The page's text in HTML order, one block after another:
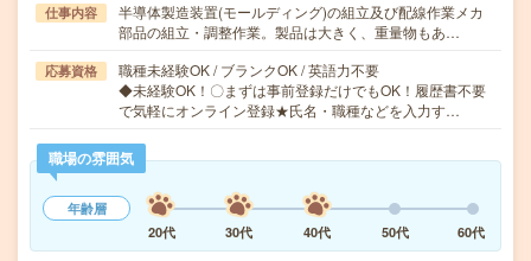
仕事内容
半導体製造装置(モールディング)の組立及び配線作業メカ
部品の組立・調整作業。製品は大きく、重量物もあ…
応募資格
職種未経験OK / ブランクOK / 英語力不要
◆未経験OK！〇まずは事前登録だけでもOK！履歴書不要
で気軽にオンライン登録★氏名・職種などを入力す…
職場の雰囲気
年齢層
20代
30代 40代 50代 60代